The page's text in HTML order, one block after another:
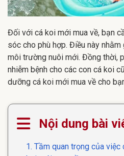
Đối với cá koi mới mua về, bạn
sóc cho phù hợp. Điều này
môi trường nuôi mới. Đồng thời,
nhiễm bệnh cho các con cá koi
dưỡng cá koi mới mua về cho
Nội dung bài
1. Tầm quan trọng của